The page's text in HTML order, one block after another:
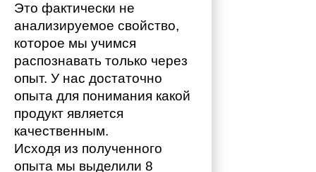
Это фактически не
анализируемое свойство,
которое мы учимся
распознавать только через
опыт. У нас достаточно
опыта для понимания какой
продукт является
качественным.
Исходя из полученного
опыта мы выделили 8